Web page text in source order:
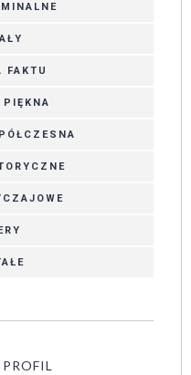
FAKTU
PIĘKNA